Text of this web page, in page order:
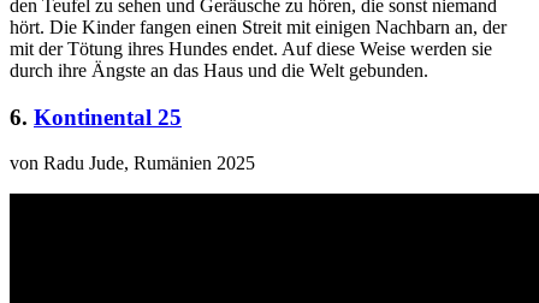
den Teufel zu sehen und Geräusche zu hören, die sonst niemand
hört. Die Kinder fangen einen Streit mit einigen Nachbarn an, der
mit der Tötung ihres Hundes endet. Auf diese Weise werden sie
durch ihre Ängste an das Haus und die Welt gebunden.
6. Kontinental 25
von Radu Jude, Rumänien 2025